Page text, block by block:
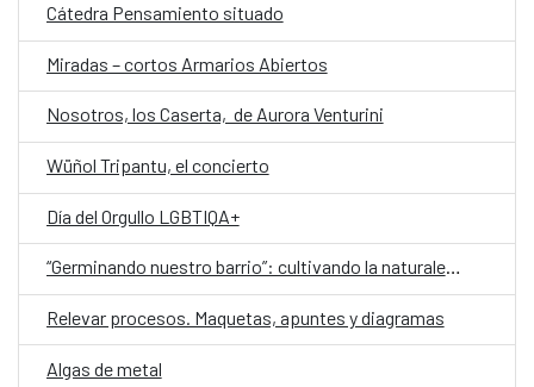
Cátedra Pensamiento situado
Miradas – cortos Armarios Abiertos
Nosotros, los Caserta, de Aurora Venturini
Wüñol Tripantu, el concierto
Día del Orgullo LGBTIQA+
“Germinando nuestro barrio”: cultivando la naturaleza y la comunidad
Relevar procesos. Maquetas, apuntes y diagramas
Algas de metal